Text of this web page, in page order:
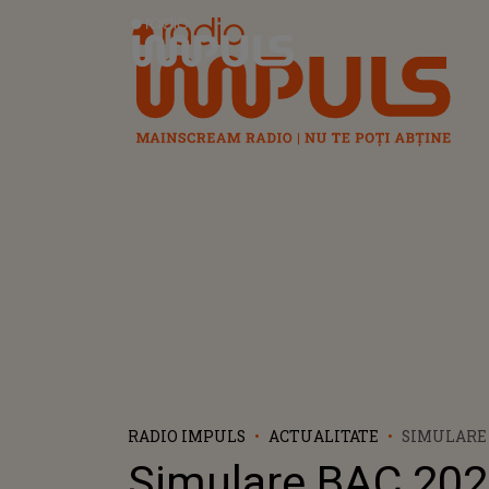
Radio Impuls
RADIO IMPULS ACTUALITATE
SIMULARE
CLASA A